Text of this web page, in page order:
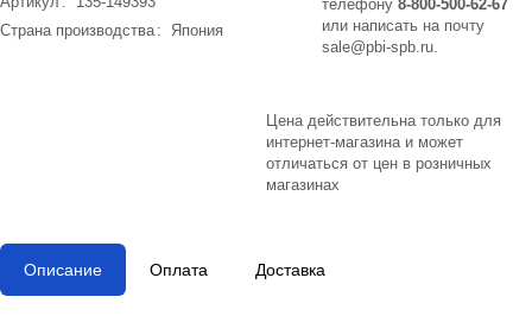
Страна производства : Япония
телефону 8-800-500-62-67
или написать на почту
sale@pbi-spb.ru.
Цена действительна только для
интернет-магазина и может
отличаться от цен в розничных
магазинах
Описание Оплата Доставка